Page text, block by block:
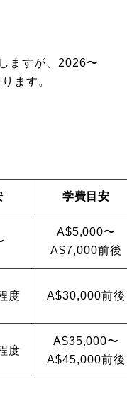
ますが、2026〜
ます。
学費目安
A$5,000〜
A$7,000前後
度 A$30,000前後
度
A$35,000〜
A$45,000前後